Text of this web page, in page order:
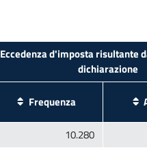
Eccedenza d'imposta risultante